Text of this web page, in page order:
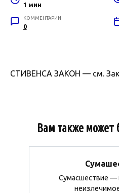
1 мин
КОММЕНТАРИИ
0
СТИВЕНСА ЗАКОН — см.
Вам также может
Сумасшествие —